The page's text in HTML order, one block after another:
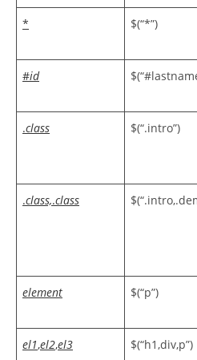
* $(“*”)
#id
.class $(“.intro”)
.class,.class
element $(“p”)
el1,el2,el3 $(“h1,div,p”)